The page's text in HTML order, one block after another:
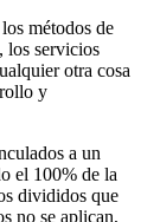
métodos de
los servicios
otra cosa
y
a un
el 100% de la
divididos que
no se aplican,